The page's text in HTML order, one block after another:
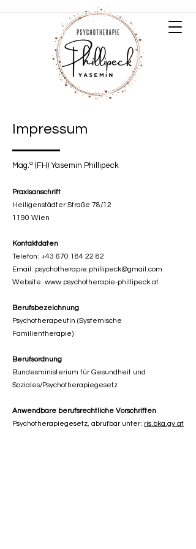
Impressum
Mag. (FH) Yasemin Phillipeck
Praxisanschrift
Heiligenstädter Straße 78/12
1190 Wien
Kontaktdaten
Telefon: +43 670 184 22 82
Email: psychotherapie.phillipeck@gmail.com
Website: www.psychotherapie-phillipeck.at
Berufsbezeichnung
Psychotherapeutin (Systemische
Familientherapie)
Berufsordnung
Bundesministerium für Gesundheit und
Soziales/Psychotherapiegesetz
Anwendbare berufsrechtliche Vorschriften
Psychotherapiegesetz, abrufbar unter: ris.bka.gv.at
a